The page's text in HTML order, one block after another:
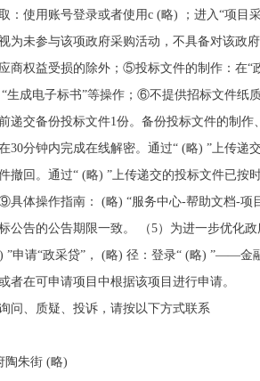
：使用账号登录或者使用c (略) ；进入“项目
为未参与该项政府采购活动，不具备对该政
商权益受损的除外；⑤投标文件的制作：在“
“生成电子标书”等操作；⑥不提供招标文件
递交备份投标文件1份。备份投标文件的制
30分钟内完成在线解密。通过“ (略) ”上传
撤回。通过“ (略) ”上传递交的投标文件已
具体操作指南： (略) “服务中心-帮助文档-
公告的公告期限一致。 （5）为进一步优化
) ”申请“政采贷”， (略) 径：登录“ (略) ”——
者在可申请项目中根据该项目进行申请。
问、质疑、投诉，请按以下方式联系
陶朱街 (略)